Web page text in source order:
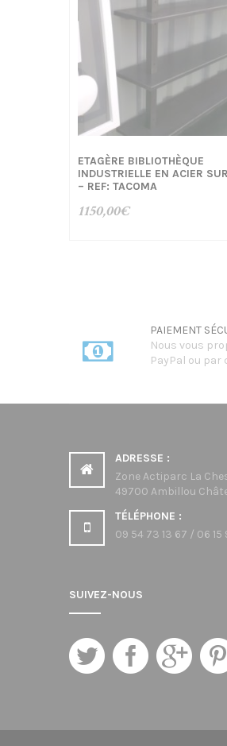
ETAGÈRE BIBLIOTHÈQUE
INDUSTRIELLE EN ACIER
– REF: TACOMA
1150,00€
PAIEMENT
Nous vous
PayPal ou par
ADRESSE :
Zone Actiparc La
49700 Ambillou
TÉLÉPHONE :
09 54 73 13 67 / 06 15
SUIVEZ-NOUS